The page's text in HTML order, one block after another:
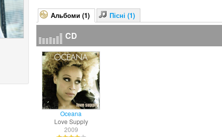
Альбоми (1) Пісні (1)
CD
Oceana
Love Supply
2009